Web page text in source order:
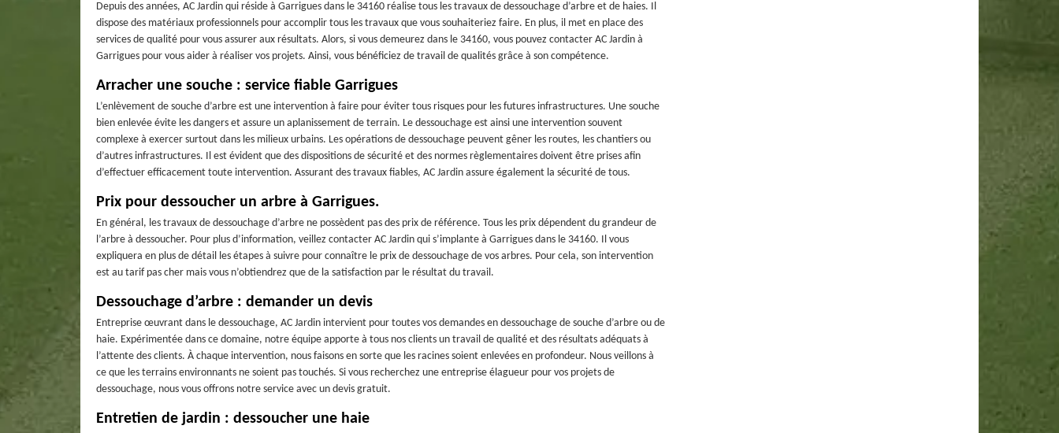
Depuis des années, AC Jardin qui réside à Garrigues dans le 34160 réalise tous les travaux de dessouchage d’arbre et de haies. Il
dispose des matériaux professionnels pour accomplir tous les travaux que vous souhaiteriez faire. En plus, il met en place des
services de qualité pour vous assurer aux résultats. Alors, si vous demeurez dans le 34160, vous pouvez contacter AC Jardin à
Garrigues pour vous aider à réaliser vos projets. Ainsi, vous bénéficiez de travail de qualités grâce à son compétence.
Arracher une souche : service fiable Garrigues
L’enlèvement de souche d’arbre est une intervention à faire pour éviter tous risques pour les futures infrastructures. Une souche
bien enlevée évite les dangers et assure un aplanissement de terrain. Le dessouchage est ainsi une intervention souvent
complexe à exercer surtout dans les milieux urbains. Les opérations de dessouchage peuvent gêner les routes, les chantiers ou
d’autres infrastructures. Il est évident que des dispositions de sécurité et des normes règlementaires doivent être prises afin
d’effectuer efficacement toute intervention. Assurant des travaux fiables, AC Jardin assure également la sécurité de tous.
Prix pour dessoucher un arbre à Garrigues.
En général, les travaux de dessouchage d’arbre ne possèdent pas des prix de référence. Tous les prix dépendent du grandeur de
l’arbre à dessoucher. Pour plus d’information, veillez contacter AC Jardin qui s’implante à Garrigues dans le 34160. Il vous
expliquera en plus de détail les étapes à suivre pour connaître le prix de dessouchage de vos arbres. Pour cela, son intervention
est au tarif pas cher mais vous n’obtiendrez que de la satisfaction par le résultat du travail.
Dessouchage d’arbre : demander un devis
Entreprise œuvrant dans le dessouchage, AC Jardin intervient pour toutes vos demandes en dessouchage de souche d’arbre ou de
haie. Expérimentée dans ce domaine, notre équipe apporte à tous nos clients un travail de qualité et des résultats adéquats à
l’attente des clients. À chaque intervention, nous faisons en sorte que les racines soient enlevées en profondeur. Nous veillons à
ce que les terrains environnants ne soient pas touchés. Si vous recherchez une entreprise élagueur pour vos projets de
dessouchage, nous vous offrons notre service avec un devis gratuit.
Entretien de jardin : dessoucher une haie